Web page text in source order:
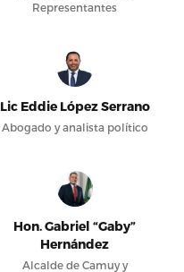
Representantes
Lic Eddie López Serrano
Abogado y analista político
Hon. Gabriel “Gaby”
Hernández
Alcalde de Camuy y